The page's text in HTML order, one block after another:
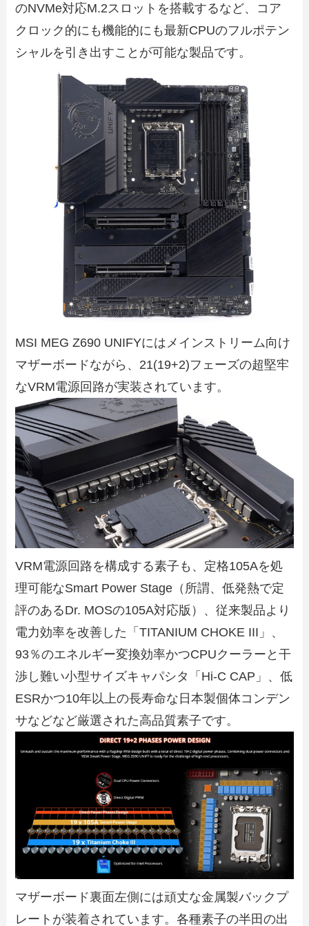
のNVMe対応M.2スロットを搭載するなど、コア
クロック的にも機能的にも最新CPUのフルポテン
シャルを引き出すことが可能な製品です。
MSI MEG Z690 UNIFYにはメインストリーム向け
マザーボードながら、21(19+2)フェーズの超堅牢
なVRM電源回路が実装されています。
VRM電源回路を構成する素子も、定格105Aを処
理可能なSmart Power Stage（所謂、低発熱で定
評のあるDr. MOSの105A対応版）、従来製品より
電力効率を改善した「TITANIUM CHOKE III」、
93％のエネルギー変換効率かつCPUクーラーと干
渉し難い小型サイズキャパシタ「Hi-C CAP」、低
ESRかつ10年以上の長寿命な日本製個体コンデン
サなどなど厳選された高品質素子です。
マザーボード裏面左側には頑丈な金属製バックプ
レートが装着されています。各種素子の半田の出